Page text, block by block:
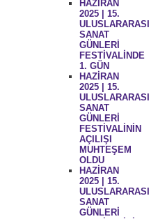
HAZİRAN
2025 | 15.
ULUSLARARASI
SANAT
GÜNLERİ
FESTİVALİNDE
1. GÜN
HAZİRAN
2025 | 15.
ULUSLARARASI
SANAT
GÜNLERİ
FESTİVALİNİN
AÇILIŞI
MUHTEŞEM
OLDU
HAZİRAN
2025 | 15.
ULUSLARARASI
SANAT
GÜNLERİ